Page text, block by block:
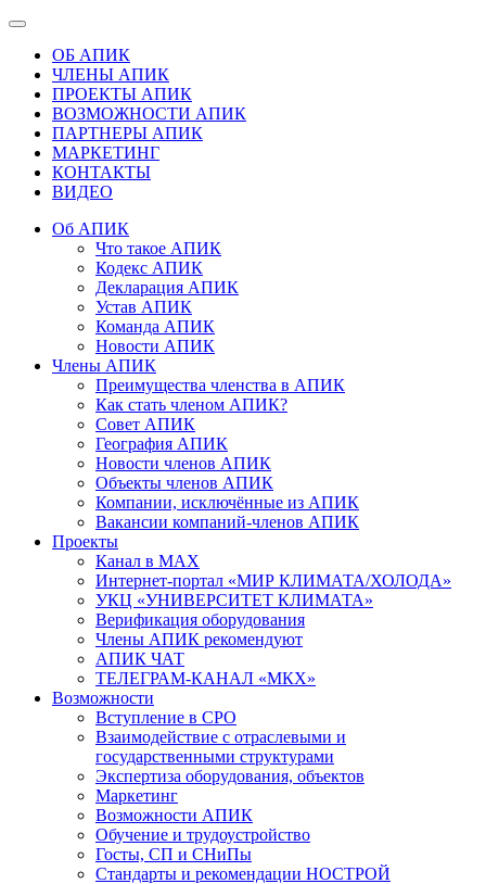
ОБ АПИК
ЧЛЕНЫ АПИК
ПРОЕКТЫ АПИК
ВОЗМОЖНОСТИ АПИК
ПАРТНЕРЫ АПИК
МАРКЕТИНГ
КОНТАКТЫ
ВИДЕО
Об АПИК
Что такое АПИК
Кодекс АПИК
Декларация АПИК
Устав АПИК
Команда АПИК
Новости АПИК
Члены АПИК
Преимущества членства в АПИК
Как стать членом АПИК?
Совет АПИК
География АПИК
Новости членов АПИК
Объекты членов АПИК
Компании, исключённые из АПИК
Вакансии компаний-членов АПИК
Проекты
Канал в MAX
Интернет-портал «МИР КЛИМАТА/ХОЛОДА»
УКЦ «УНИВЕРСИТЕТ КЛИМАТА»
Верификация оборудования
Члены АПИК рекомендуют
АПИК ЧАТ
ТЕЛЕГРАМ-КАНАЛ «МКХ»
Возможности
Вступление в СРО
Взаимодействие с отраслевыми и
государственными структурами
Экспертиза оборудования, объектов
Маркетинг
Возможности АПИК
Обучение и трудоустройство
Госты, СП и СНиПы
Стандарты и рекомендации НОСТРОЙ